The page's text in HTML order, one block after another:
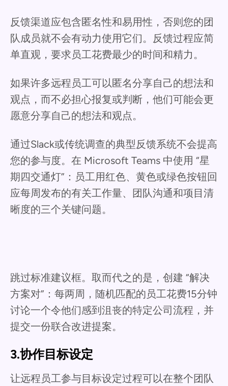
反馈渠道应包含匿名性和易用性，否则您的团
队成员就不会有动力使用它们。反馈过程应简
单直观，要求员工花费最少的时间和精力。
如果许多远程员工可以匿名分享自己的想法和
观点，而不必担心报复或判断，他们可能会更
愿意分享自己的想法和观点。
通过Slack或传统调查的典型反馈系统不会提高
您的参与度。在 Microsoft Teams 中使用 “星
期四交通灯”：员工用红色、黄色或绿色按钮回
应每周发布的有关工作量、团队沟通和项目清
晰度的三个关键问题。
跳过标准建议框。取而代之的是，创建 “解决
方案对”：每两周，随机匹配的员工花费15分钟
讨论一个令他们感到沮丧的特定公司流程，并
提交一份联合改进提案。
3.协作目标设定
让远程员工参与目标设定过程可以在整个团队